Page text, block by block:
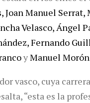
Joan Manuel
Velasco, Ángel
Fernando
yManuel Morón
vasco, cuya
“esta es la